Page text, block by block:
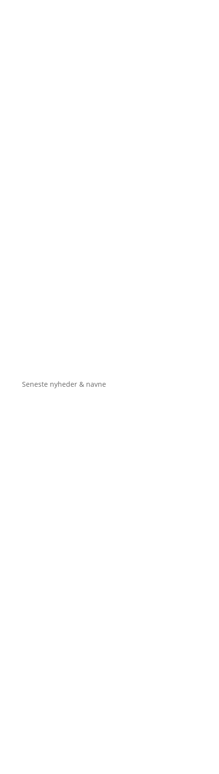
Seneste nyheder & navne